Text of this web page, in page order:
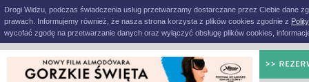
Drogi Widzu, podczas świadczenia usług przetwarzamy dostarczane przez Ciebie dane
prawach. Informujemy również, że nasza strona korzysta z plików cookies zgodnie z
wycofać zgodę na przetwarzanie danych oraz wyłączyć obsługę plików cookies,